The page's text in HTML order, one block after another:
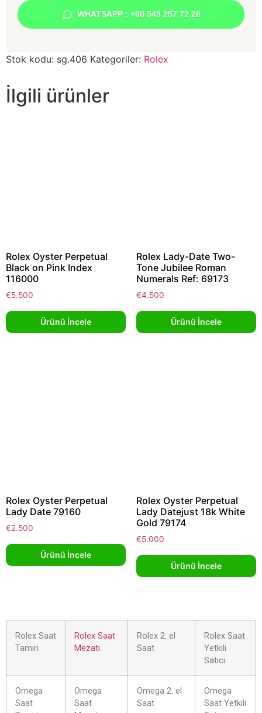
WHATSAPP : +90 543 257 72 28
Stok kodu: sg.406 Kategoriler: Rolex
İlgili ürünler
Rolex Oyster Perpetual
Black on Pink Index
116000
€5.500
Ürünü İncele
Rolex Lady-Date Two-
Tone Jubilee Roman
Numerals Ref: 69173
€4.500
Ürünü İncele
Rolex Oyster Perpetual
Lady Date 79160
€2.500
Ürünü İncele
Rolex Oyster Perpetual
Lady Datejust 18k White
Gold 79174
€5.000
Ürünü İncele
Rolex Saat
Tamiri
Rolex Saat
Mezatı
Rolex 2. el
Saat
Rolex Saat
Yetkili
Satıcı
Omega
Saat
Omega
Saat
Omega 2. el
Saat
Omega
Saat Yetkili